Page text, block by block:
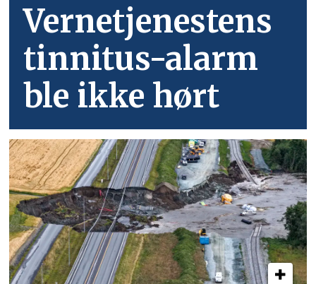
Vernetjenestens
tinnitus-alarm
ble ikke hørt